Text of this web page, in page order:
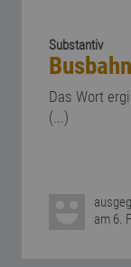
Substantiv
Das Wort
(...)
am 6.